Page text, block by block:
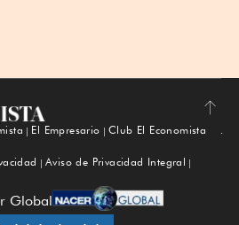
Subir
El Empresario
Club El Economista
Aviso de Privacidad Integral
Global